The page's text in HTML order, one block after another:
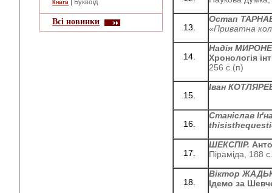
Книги | Буквоїд
Всі новинки
Остап
«Приватна
Надія
Хронологія
256 с.(п)
Іван
Станіслав
thisisthe
ШЕКСПІР.
Піраміда, 188
Віктор
Ідемо за